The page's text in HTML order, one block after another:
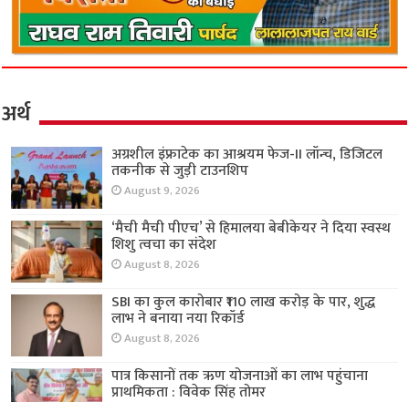
अर्थ
अग्रशील इंफ्राटेक का आश्रयम फेज-II लॉन्च, डिजिटल
तकनीक से जुड़ी टाउनशिप
August 9, 2026
‘मैची मैची पीएच’ से हिमालया बेबीकेयर ने दिया स्वस्थ
शिशु त्वचा का संदेश
August 8, 2026
SBI का कुल कारोबार ₹110 लाख करोड़ के पार, शुद्ध
लाभ ने बनाया नया रिकॉर्ड
August 8, 2026
पात्र किसानों तक ऋण योजनाओं का लाभ पहुंचाना
प्राथमिकता : विवेक सिंह तोमर